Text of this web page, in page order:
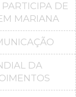
DE
MARIANA
DA